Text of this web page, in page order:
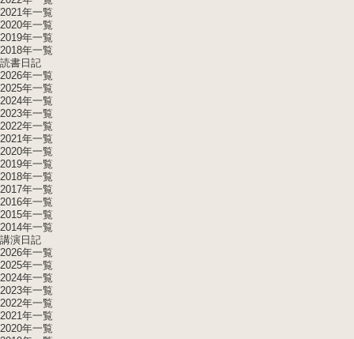
2021年一覧
2020年一覧
2019年一覧
2018年一覧
読書日記
2026年一覧
2025年一覧
2024年一覧
2023年一覧
2022年一覧
2021年一覧
2020年一覧
2019年一覧
2018年一覧
2017年一覧
2016年一覧
2015年一覧
2014年一覧
講演日記
2026年一覧
2025年一覧
2024年一覧
2023年一覧
2022年一覧
2021年一覧
2020年一覧